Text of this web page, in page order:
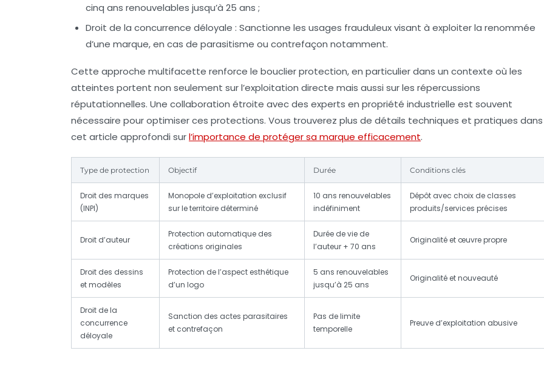
cinq ans renouvelables jusqu’à 25 ans ;
Droit de la concurrence déloyale : Sanctionne les usages frauduleux visant à exploiter la renommée
d’une marque, en cas de parasitisme ou contrefaçon notamment.
Cette approche multifacette renforce le bouclier protection, en particulier dans un contexte où les
atteintes portent non seulement sur l’exploitation directe mais aussi sur les répercussions
réputationnelles. Une collaboration étroite avec des experts en propriété industrielle est souvent
nécessaire pour optimiser ces protections. Vous trouverez plus de détails techniques et pratiques dans
cet article approfondi surl’importance de protéger sa marque efficacement.
Type de protection Objectif Durée Conditions clés
Droit des marques
(INPI)
Monopole d’exploitation exclusif
sur le territoire déterminé
10 ans renouvelables
indéfiniment
Dépôt avec choix de classes
produits/services précises
Droit d’auteur
Protection automatique des
créations originales
Durée de vie de
l’auteur + 70 ans
Originalité et œuvre propre
Droit des dessins
et modèles
Protection de l’aspect esthétique
d’un logo
5 ans renouvelables
jusqu’à 25 ans
Originalité et nouveauté
Droit de la
concurrence
déloyale
Sanction des actes parasitaires
et contrefaçon
Pas de limite
temporelle
Preuve d’exploitation abusive